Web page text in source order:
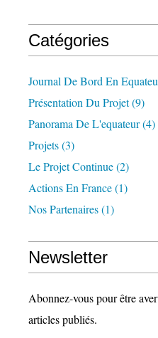
Catégories
Journal De Bord En
Présentation Du Projet(9)
Panorama De L'equateur(4)
Projets(3)
Le Projet Continue(2)
Actions En France(1)
Nos Partenaires(1)
Newsletter
Abonnez-vous pour être
articles publiés.